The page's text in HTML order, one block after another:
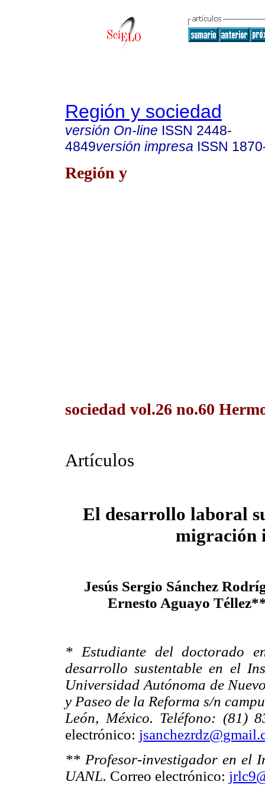
Región y sociedad
versión On-line ISSN 2448-
4849versión impresa ISSN
Región y
sociedad vol.26 no.60
Artículos
El desarrollo laboral
migración
Jesús Sergio Sánchez
Ernesto Aguayo
* Estudiante del doctorado
desarrollo sustentable en el
Universidad Autónoma de
y Paseo de la Reforma s/n
León, México. Teléfono: (81)
electrónico:
** Profesor-investigador en el
UANL. Correo electrónico: